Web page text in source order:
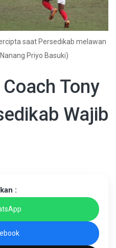
saat Persedikab melawan
Priyo Basuki)
Tony
Wajib
: